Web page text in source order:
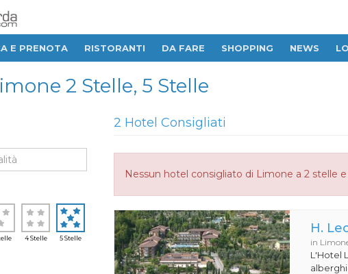
E PRENOTA RISTORANTI DA FARE SHOPPING NEWS
2 Stelle, 5 Stelle
4 Stelle 5 Stelle
2 Hotel Consigliati
Nessun hotel consigliato di Limone a 2 stelle
H.
in
L'Hotel